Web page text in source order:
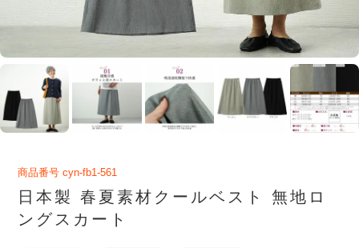
商品番号 cyn-fb1-561
日本製 春夏素材クールベスト 無地ロ
ングスカート